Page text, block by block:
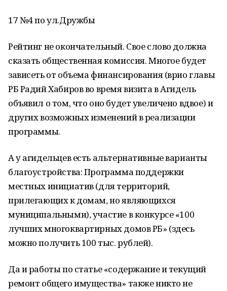
17 №4 по ул.Дружбы
Рейтинг не окончательный. Свое слово должна
сказать общественная комиссия. Многое будет
зависеть от объема финансирования (врио главы
РБ Радий Хабиров во время визита в Агидель
объявил о том, что оно будет увеличено вдвое) и
других возможных изменений в реализации
программы.
А у агидельцев есть альтернативные варианты
благоустройства: Программа поддержки
местных инициатив (для территорий,
прилегающих к домам, но являющихся
муниципальными), участие в конкурсе «100
лучших многоквартирных домов РБ» (здесь
можно получить 100 тыс. рублей).
Да и работы по статье «содержание и текущий
ремонт общего имущества» также никто не